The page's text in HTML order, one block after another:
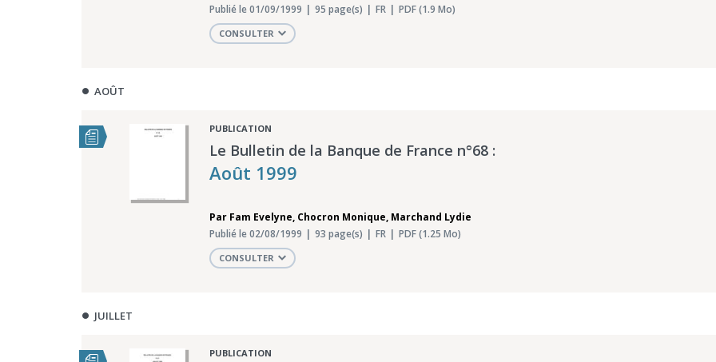
Publié le 01/09/1999
95 page(s) FR PDF (1.9 Mo)
CONSULTER
AOÛT
PUBLICATION
Le Bulletin de la Banque de France n°68 :
Août 1999
Par Fam Evelyne, Chocron Monique, Marchand Lydie
Publié le 02/08/1999
93 page(s) FR PDF (1.25 Mo)
CONSULTER
JUILLET
PUBLICATION